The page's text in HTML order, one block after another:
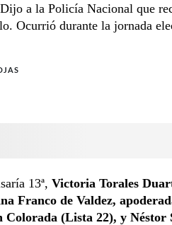
a la Policía Nacional que
Ocurrió durante la jornada
13ª, Victoria Torales
Franco de Valdez,
Colorada (Lista 22), y